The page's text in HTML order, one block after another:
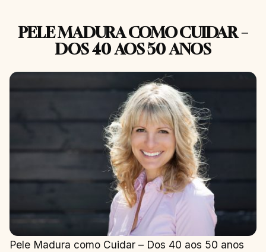
PELE MADURA COMO CUIDAR –
DOS 40 AOS 50 ANOS
Pele Madura como Cuidar – Dos 40 aos 50 anos